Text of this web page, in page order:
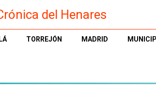
del Henares
TORREJÓN MADRID